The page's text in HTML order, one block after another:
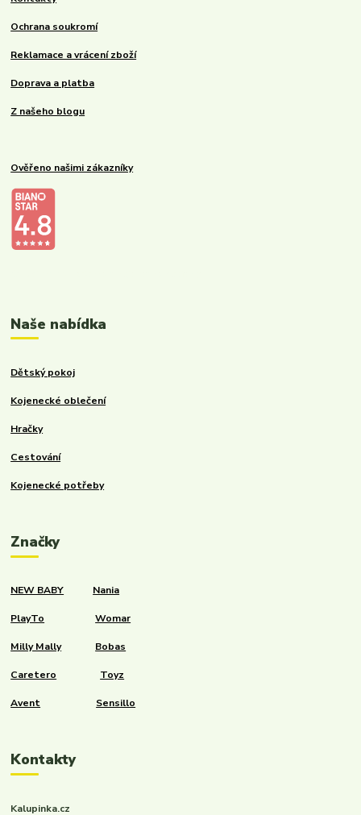
Ochrana soukromí
Reklamace a vrácení zboží
Doprava a platba
Z našeho blogu
Ověřeno našimi zákazníky
Naše nabídka
Dětský pokoj
Kojenecké oblečení
Hračky
Cestování
Kojenecké potřeby
Značky
NEW BABY Nania
PlayTo Womar
Milly Mally Bobas
Caretero Toyz
Avent Sensillo
Kontakty
Kalupinka.cz